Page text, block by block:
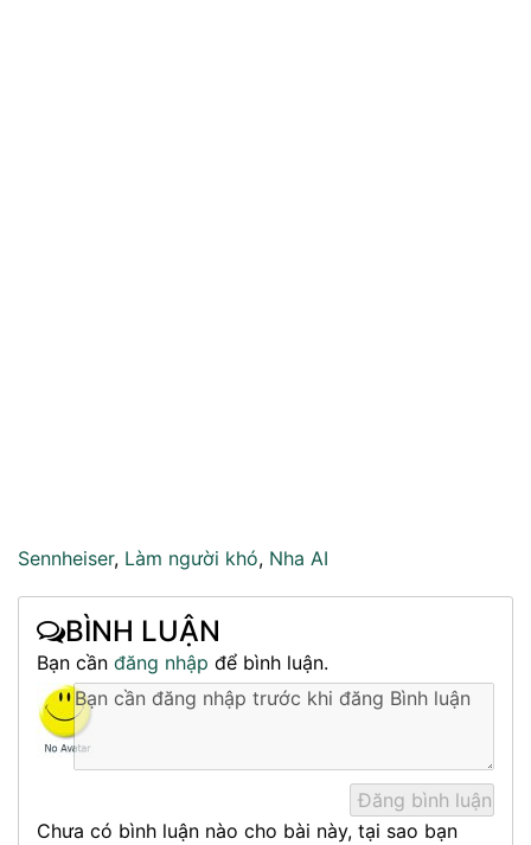
Sennheiser, Làm người khó, Nha AI
BÌNH LUẬN
Bạn cần đăng nhập để bình luận.
Chưa có bình luận nào cho bài này, tại sao bạn